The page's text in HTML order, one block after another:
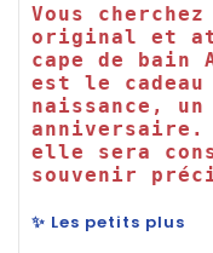
Vous
original et
cape de bain
est le
naissance, un
elle sera
souvenir
✨ Les petits plus